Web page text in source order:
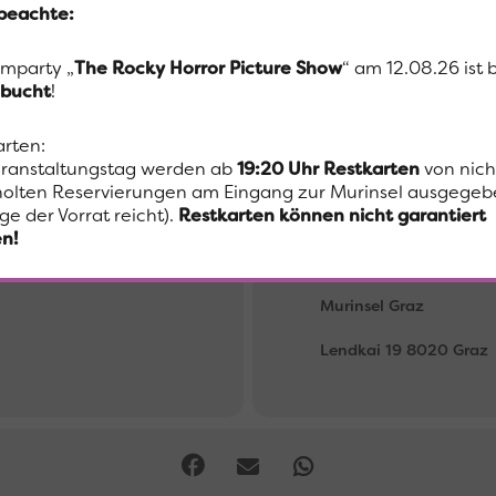
Fux Konservatoriums unter der Leitung von Patrik Thurner
im Café
Murinsel Graz
Lendkai 19 8020 Graz
„The Rocky Horror Picture Show“ am 12.08.26 ist
!
werden ab19:20 UhrRestkartenvon
Reservierungen am Eingang zur Murinsel
der Vorrat reicht). Restkarten können nicht garantiert